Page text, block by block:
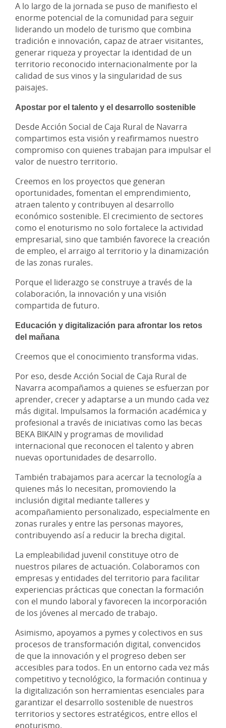
A lo largo de la jornada se puso de manifiesto el
enorme potencial de la comunidad para seguir
liderando un modelo de turismo que combina
tradición e innovación, capaz de atraer visitantes,
generar riqueza y proyectar la identidad de un
territorio reconocido internacionalmente por la
calidad de sus vinos y la singularidad de sus
paisajes.
Apostar por el talento y el desarrollo sostenible
Desde Acción Social de Caja Rural de Navarra
compartimos esta visión y reafirmamos nuestro
compromiso con quienes trabajan para impulsar el
valor de nuestro territorio.
Creemos en los proyectos que generan
oportunidades, fomentan el emprendimiento,
atraen talento y contribuyen al desarrollo
económico sostenible. El crecimiento de sectores
como el enoturismo no solo fortalece la actividad
empresarial, sino que también favorece la creación
de empleo, el arraigo al territorio y la dinamización
de las zonas rurales.
Porque el liderazgo se construye a través de la
colaboración, la innovación y una visión
compartida de futuro.
Educación y digitalización para afrontar los retos
del mañana
Creemos que el conocimiento transforma vidas.
Por eso, desde Acción Social de Caja Rural de
Navarra acompañamos a quienes se esfuerzan por
aprender, crecer y adaptarse a un mundo cada vez
más digital. Impulsamos la formación académica y
profesional a través de iniciativas como las becas
BEKA BIKAIN y programas de movilidad
internacional que reconocen el talento y abren
nuevas oportunidades de desarrollo.
También trabajamos para acercar la tecnología a
quienes más lo necesitan, promoviendo la
inclusión digital mediante talleres y
acompañamiento personalizado, especialmente en
zonas rurales y entre las personas mayores,
contribuyendo así a reducir la brecha digital.
La empleabilidad juvenil constituye otro de
nuestros pilares de actuación. Colaboramos con
empresas y entidades del territorio para facilitar
experiencias prácticas que conectan la formación
con el mundo laboral y favorecen la incorporación
de los jóvenes al mercado de trabajo.
Asimismo, apoyamos a pymes y colectivos en sus
procesos de transformación digital, convencidos
de que la innovación y el progreso deben ser
accesibles para todos. En un entorno cada vez más
competitivo y tecnológico, la formación continua y
la digitalización son herramientas esenciales para
garantizar el desarrollo sostenible de nuestros
territorios y sectores estratégicos, entre ellos el
enoturismo.